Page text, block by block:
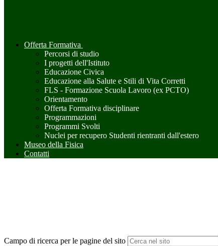
Offerta Formativa
Percorsi di studio
I progetti dell'Istituto
Educazione Civica
Educazione alla Salute e Stili di Vita Corretti
FLS - Formazione Scuola Lavoro (ex PCTO)
Orientamento
Offerta Formativa disciplinare
Programmazioni
Programmi Svolti
Nuclei per recupero Studenti rientranti dall'estero
Museo della Fisica
Contatti
Campo di ricerca per le pagine del sito